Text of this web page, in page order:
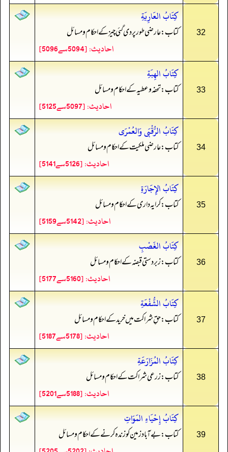
32
كِتَابُ العَارِيَةِ
کتاب: عارضی طور پر دی گئی چیز کے احکام و مسائل
احادیث: [5094سے5096]
33
كِتَابُ الهِبَةِ
کتاب: تحفہ و عطیہ کے احکام و مسائل
احادیث: [5097سے5125]
34
كِتَابُ الرُّقْبَى وَالعُمْرَى
کتاب: عارضی ملکیت کے احکام و مسائل
احادیث: [5126سے5141]
35
كِتَابُ الإِجَارَةِ
کتاب: کرایہ داری کے احکام و مسائل
احادیث: [5142سے5159]
36
كِتَابُ الغَصْبِ
کتاب: زبردستی قبضہ کے احکام و مسائل
احادیث: [5160سے5177]
37
كِتَابُ الشُّفْعَةِ
کتاب: حقِ شراکت میں خرید کے احکام و مسائل
احادیث: [5178سے5187]
38
كِتَابُ المُزَارَعَةِ
کتاب: زرعی شراکت کے احکام و مسائل
احادیث: [5188سے5201]
39
كِتَابُ إِحْيَاءِ المَوَاتِ
کتاب: بے آباد زمین کو زندہ کرنےکے احکام و مسائل